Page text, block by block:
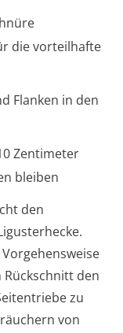
die vorteilhafte
Flanken in den
Zentimeter
bleiben
den
Rückschnitt den
zu
von